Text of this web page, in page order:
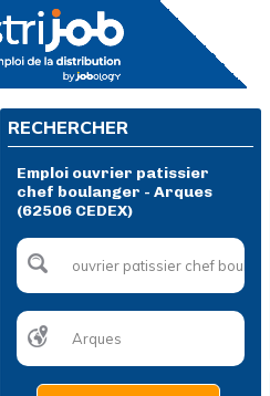
RECHERCHER
Emploi ouvrier patissier
chef boulanger - Arques
(62506 CEDEX)